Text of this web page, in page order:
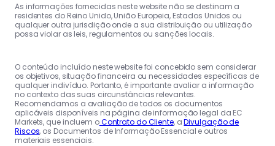
As informações fornecidas neste website não se destinam a
residentes do Reino Unido, União Europeia, Estados Unidos ou
qualquer outra jurisdição onde a sua distribuição ou utilização
possa violar as leis, regulamentos ou sanções locais.
O conteúdo incluído neste website foi concebido sem considerar
os objetivos, situação financeira ou necessidades específicas de
qualquer indivíduo. Portanto, é importante avaliar a informação
no contexto das suas circunstâncias relevantes.
Recomendamos a avaliação de todos os documentos
aplicáveis disponíveis na página de informação legal da EC
Markets, que incluem oContrato do Cliente, aDivulgação de
Riscos, os Documentos de Informação Essencial e outros
materiais essenciais.